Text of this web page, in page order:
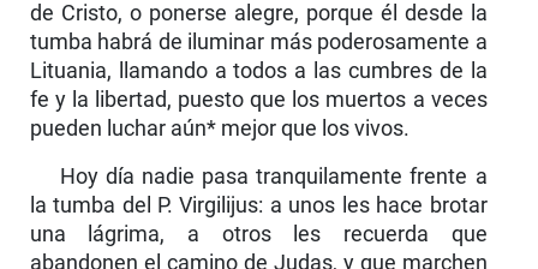
de Cristo, o ponerse alegre, porque él desde la
tumba habrá de iluminar más poderosamente a
Lituania, llamando a todos a las cumbres de la
fe y la libertad, puesto que los muertos a veces
pueden luchar aún* mejor que los vivos.
Hoy día nadie pasa tranquilamente frente a
la tumba del P. Virgilijus: a unos les hace brotar
una lágrima, a otros les recuerda que
abandonen el camino de Judas, y que marchen